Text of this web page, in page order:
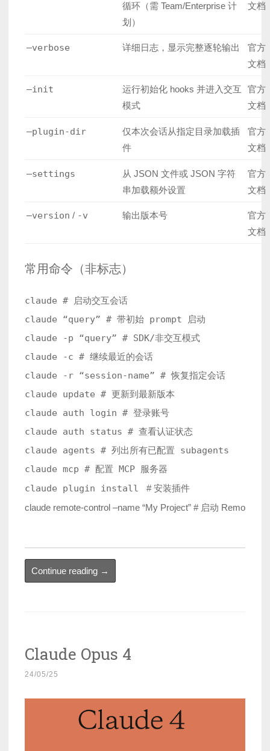
循环（需 Team/Enterprise 计
划）
文档
–verbose 详细日志，显示完整逐轮输出
官方
文档
–init
运行初始化 hooks 并进入交互
模式
官方
文档
–plugin-dir
仅本次会话从指定目录加载插
件
官方
文档
–settings
从 JSON 文件或 JSON 字符
串加载额外设置
官方
文档
–version / -v 输出版本号
官方
文档
常用命令（非标志）
claude # 启动交互会话
claude “query” # 带初始 prompt 启动
claude -p “query” # SDK/非交互模式
claude -c # 继续最近的会话
claude -r “session-name” # 恢复指定会话
claude update # 更新到最新版本
claude auth login # 登录账号
claude auth status # 查看认证状态
claude agents # 列出所有已配置 subagents
claude mcp # 配置 MCP 服务器
claude plugin install
# 安装插件
Continue reading “Claude
数
境
变
→
Claude Opus 4
24/05/25